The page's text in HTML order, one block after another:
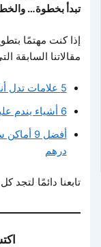
تبدأ بخطوة…
إذا كنت مهتمًا
مقالاتنا السابقة
5 علامات تدل أنك على الطريق الصحيح نحو الحرية المالية
6 أشياء يندم عليها من يؤجل رحلته نحو الاستقلال المالي
درهم
تابعنا دائمًا لتجد